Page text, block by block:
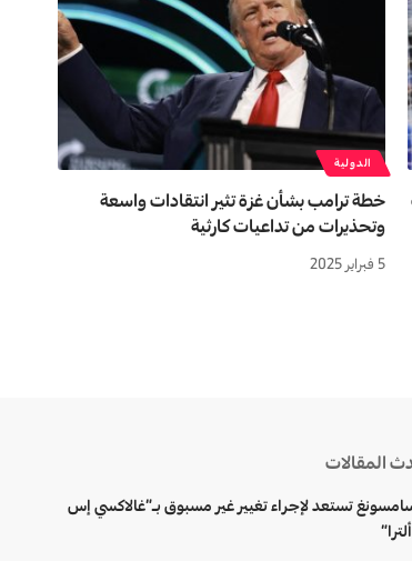
الدولية
خطة ترامب بشأن غزة تثير انتقادات واسعة
وتحذيرات من تداعيات كارثية
5 فبراير 2025
المقالات
تستعد لإجراء تغيير غير مسبوق بـ”غالاكسي إس